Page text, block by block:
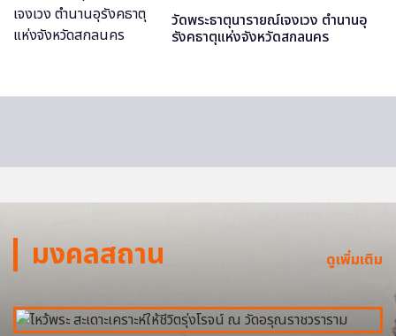
วัดพระธาตุนารายณ์เจงเวง ตำนานอุ
รังคธาตุแห่งจังหวัดสกลนคร
มงคลสถาน ดูเพิ่มเติม